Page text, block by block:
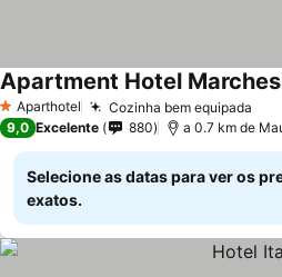
1 Estrelas
Aparthotel Cozinha bem equipada
Apartment Hotel
9,0 Excelente 880 a 0.7 km de
Selecione as datas para ver os
exatos.